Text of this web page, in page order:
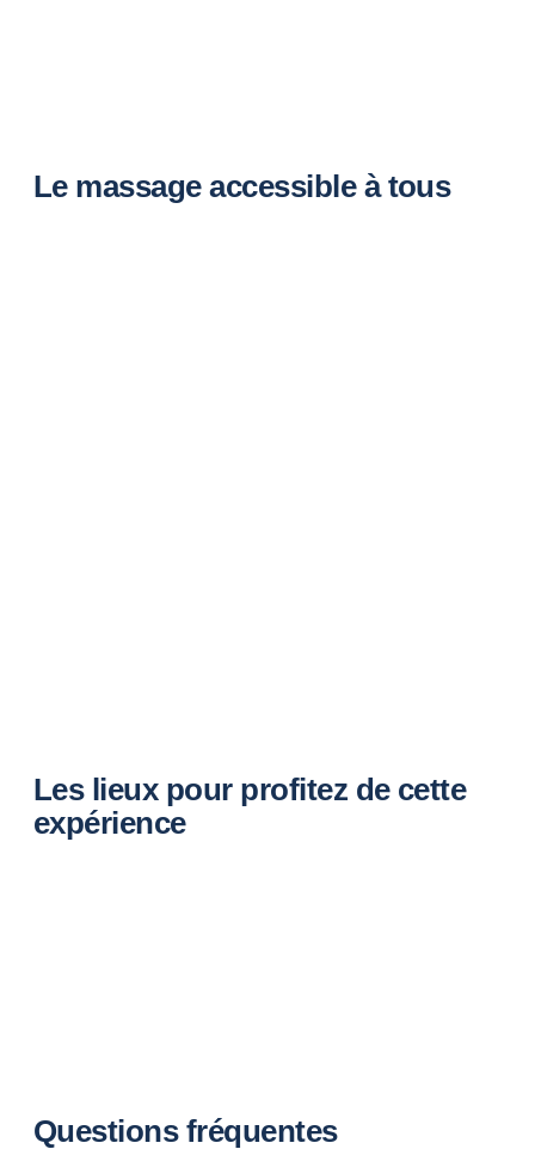
Le massage accessible à tous
Les lieux pour profitez de cette
expérience
Questions fréquentes